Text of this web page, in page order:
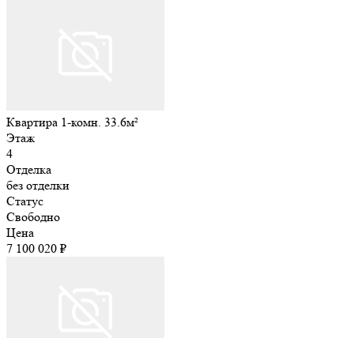
Квартира 1-комн. 33.6м²
Этаж
4
Отделка
без отделки
Статус
Свободно
Цена
7 100 020 ₽